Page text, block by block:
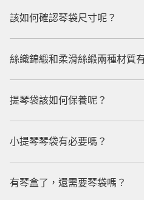
該如何確認琴袋尺寸呢？
絲織錦緞和柔滑絲緞兩種材質
提琴袋該如何保養呢？
小提琴琴袋有必要嗎？
有琴盒了，還需要琴袋嗎？